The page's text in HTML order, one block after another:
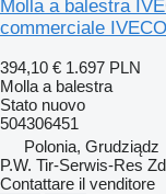
Molla a balestra
commerciale
394,10 € 1.697 PLN
Molla a balestra
Stato nuovo
504306451
Polonia, Grudziądz
P.W. Tir-Serwis-Res
Contattare il venditore